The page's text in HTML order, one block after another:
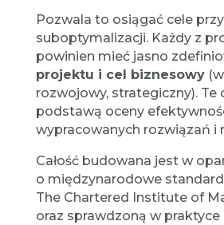
Pozwala to osiągać cele
suboptymalizacji. Każdy z
powinien mieć jasno
projektu i cel biznesowy(w
rozwojowy, strategiczny). Te
podstawą oceny
wypracowanych rozwiązań i
Całość budowana jest w
o międzynarodowe
The Chartered Institute of
oraz sprawdzoną w